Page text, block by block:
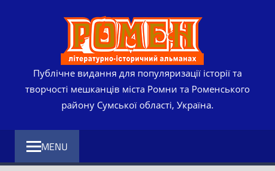
Публічне видання для популяризації історії та
творчості мешканців міста Ромни та Роменського
району Сумської області, Україна.
MENU